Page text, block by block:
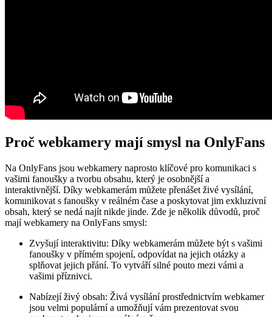
Proč webkamery mají smysl na OnlyFans
Na OnlyFans jsou webkamery naprosto klíčové pro komunikaci s
vašimi fanoušky a tvorbu obsahu, který je osobnější a
interaktivnější. Díky webkamerám můžete přenášet živé vysílání,
komunikovat s fanoušky v reálném čase a poskytovat jim exkluzivní
obsah, který se nedá najít nikde jinde. Zde je několik důvodů, proč
mají webkamery na OnlyFans smysl:
Zvyšují interaktivitu: Díky webkamerám můžete být s vašimi
fanoušky v přímém spojení, odpovídat na jejich otázky a
splňovat jejich přání. To vytváří silné pouto mezi vámi a
vašimi příznivci.
Nabízejí živý obsah: Živá vysílání prostřednictvím webkamer
jsou velmi populární a umožňují vám prezentovat svou